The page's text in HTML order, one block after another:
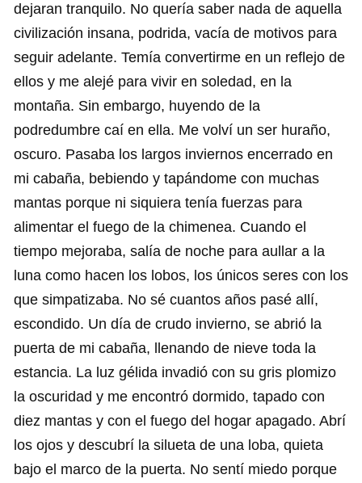
dejaran tranquilo. No quería saber nada de aquella
civilización insana, podrida, vacía de motivos para
seguir adelante. Temía convertirme en un reflejo de
ellos y me alejé para vivir en soledad, en la
montaña. Sin embargo, huyendo de la
podredumbre caí en ella. Me volví un ser huraño,
oscuro. Pasaba los largos inviernos encerrado en
mi cabaña, bebiendo y tapándome con muchas
mantas porque ni siquiera tenía fuerzas para
alimentar el fuego de la chimenea. Cuando el
tiempo mejoraba, salía de noche para aullar a la
luna como hacen los lobos, los únicos seres con los
que simpatizaba. No sé cuantos años pasé allí,
escondido. Un día de crudo invierno, se abrió la
puerta de mi cabaña, llenando de nieve toda la
estancia. La luz gélida invadió con su gris plomizo
la oscuridad y me encontró dormido, tapado con
diez mantas y con el fuego del hogar apagado. Abrí
los ojos y descubrí la silueta de una loba, quieta
bajo el marco de la puerta. No sentí miedo porque